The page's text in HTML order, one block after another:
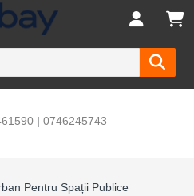
| 0746245743
Pentru Spații Publice